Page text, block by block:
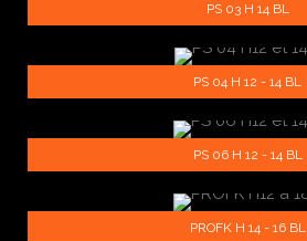
PS 03 H 14 BL
PS 04 H 12 - 14 BL
PS 06 H 12 - 14 BL
PROFK H 14 - 16 BL